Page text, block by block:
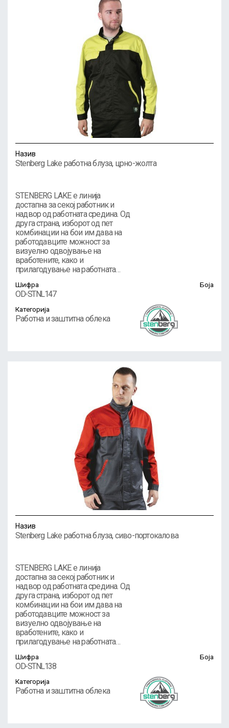
Назив
Stenberg Lake работна блуза, црно-жолта
STENBERG LAKE е линија
достапна за секој работник и
надвор од работната средина. Од
друга страна, изборот од пет
комбинации на бои им дава на
работодавците можност за
визуелно одвојување на
вработените, како и
прилагодување на работната…
Шифра
OD-STNL147
Боја
Категорија
Работна и заштитна облека
Назив
Stenberg Lake работна блуза, сиво-портокалова
STENBERG LAKE е линија
достапна за секој работник и
надвор од работната средина. Од
друга страна, изборот од пет
комбинации на бои им дава на
работодавците можност за
визуелно одвојување на
вработените, како и
прилагодување на работната…
Шифра
OD-STNL138
Боја
Категорија
Работна и заштитна облека